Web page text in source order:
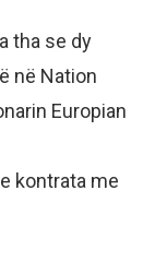
tha se dy
në Nation
Europian
kontrata me